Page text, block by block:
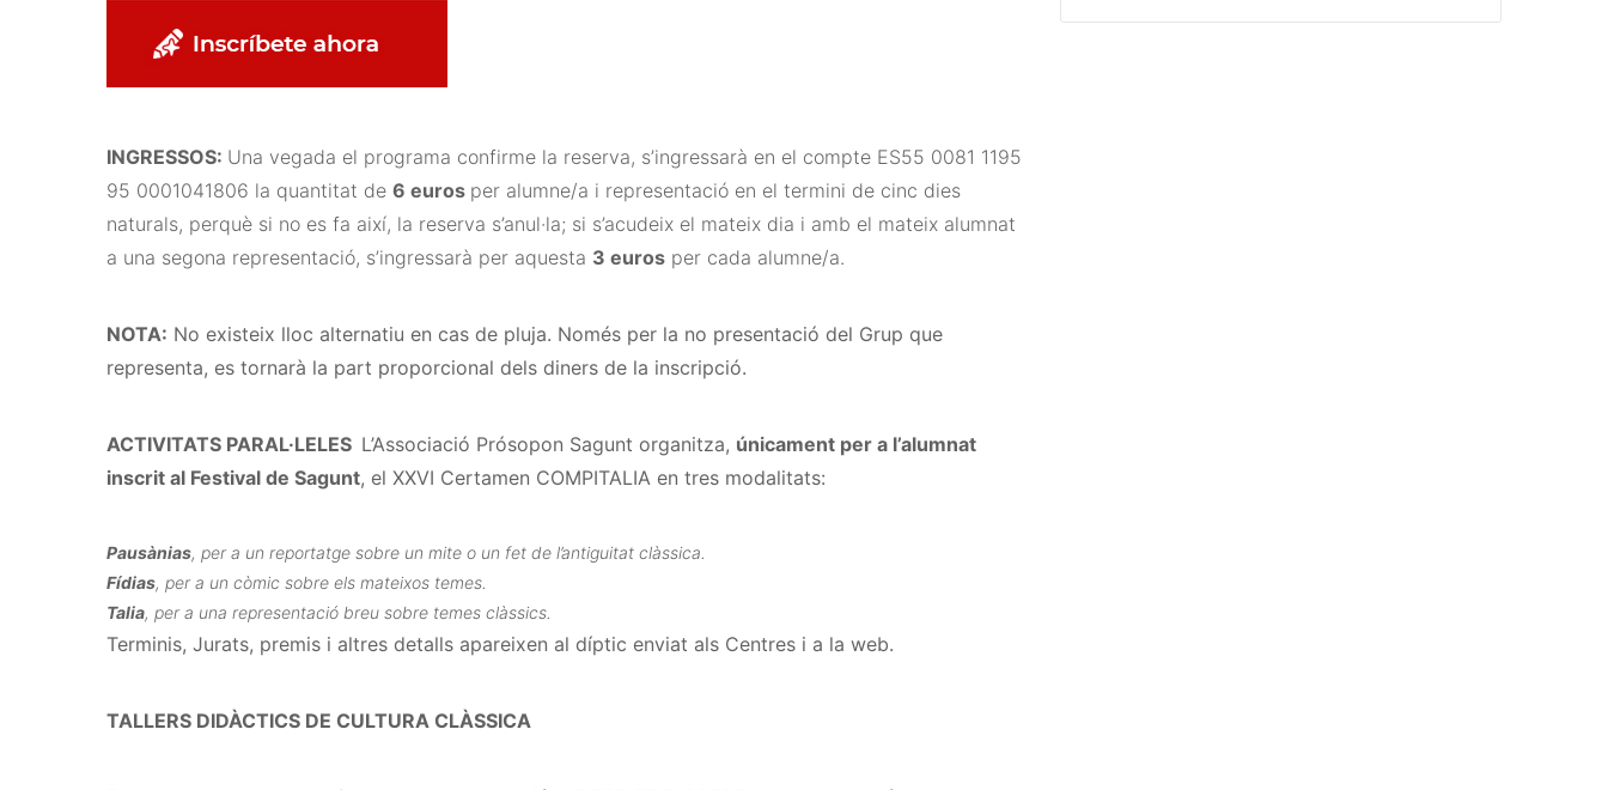
INGRESSOS: Una vegada el programa confirme la reserva, s’ingressarà en el compte ES55 0081 1195
95 0001041806 la quantitat de 6 euros per alumne/a i representació en el termini de cinc dies
naturals, perquè si no es fa així, la reserva s’anul·la; si s’acudeix el mateix dia i amb el mateix alumnat
a una segona representació, s’ingressarà per aquesta 3 euros per cada alumne/a.
NOTA: No existeix lloc alternatiu en cas de pluja. Només per la no presentació del Grup que
representa, es tornarà la part proporcional dels diners de la inscripció.
ACTIVITATS PARAL·LELES L’Associació Prósopon Sagunt organitza, únicament per a l’alumnat
inscrit al Festival de Sagunt, el XXVI Certamen COMPITALIA en tres modalitats:
Pausànias, per a un reportatge sobre un mite o un fet de l’antiguitat clàssica.
Fídias, per a un còmic sobre els mateixos temes.
Talia, per a una representació breu sobre temes clàssics.
Terminis, Jurats, premis i altres detalls apareixen al díptic enviat als Centres i a la web.
TALLERS DIDÀCTICS DE CULTURA CLÀSSICA